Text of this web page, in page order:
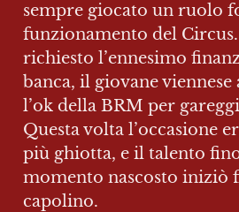
sempre giocato un ruolo
funzionamento del
richiesto l’ennesimo
banca, il giovane
l’ok della BRM per
Questa volta l’occasione
più ghiotta, e il talento
momento nascosto iniziò
capolino.